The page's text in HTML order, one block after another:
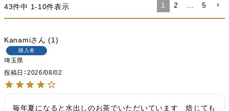
43件中 1-10件表示 1 2 … 5
Kanami 1
購入者
埼玉県
投稿日
2026/08/02
毎年夏になると水出しのお茶でいただいています　焙じても